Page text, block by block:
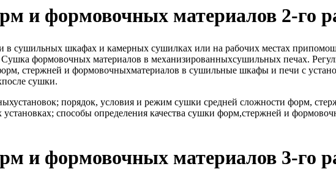
и формовочных материалов 2-го
в сушильных шкафах и камерных сушилках или на рабочих местах
формовочных материалов в механизированныхсушильных печах.
стержней и формовочныхматериалов в сушильные шкафы и печи с
сушки.
порядок, условия и режим сушки средней сложности форм,
способы определения качества сушки форм,стержней и
и формовочных материалов 3-го